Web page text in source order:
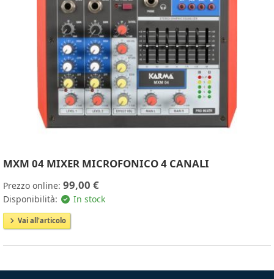
MXM 04 MIXER MICROFONICO 4 CANALI
Prezzo online: 99,00 €
Disponibilità: In stock
Vai all'articolo